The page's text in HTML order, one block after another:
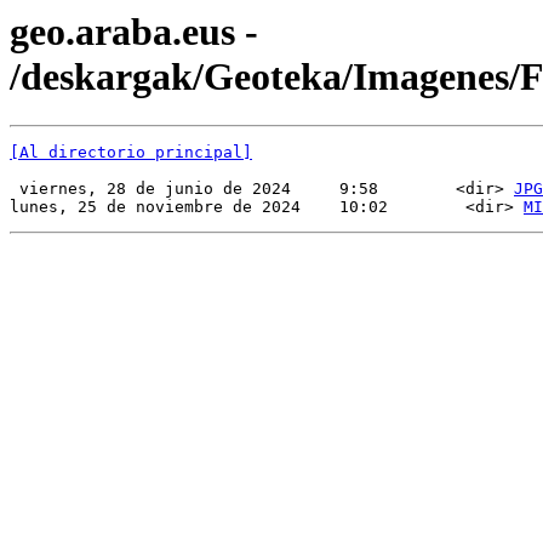
geo.araba.eus -
/deskargak/Geoteka/Imagenes/
[Al directorio principal]
viernes, 28 de junio de 2024     9:58        <dir> JPG
lunes, 25 de noviembre de 2024    10:02        <dir>